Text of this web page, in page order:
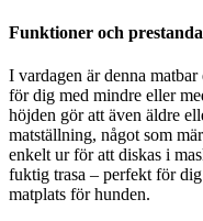
Funktioner och prestanda
I vardagen är denna
för dig med mindre eller
höjden gör att även äldre
matställning, något som
enkelt ur för att diskas i
fuktig trasa – perfekt för
matplats för hunden.